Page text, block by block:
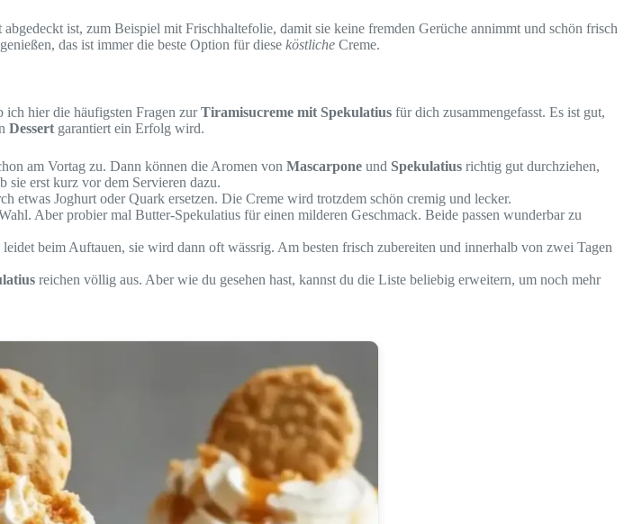
ist, zum Beispiel mit Frischhaltefolie, damit sie keine fremden Gerüche annimmt und schön frisch
das ist immer die beste Option für diese köstliche Creme.
ich hier die häufigsten Fragen zurTiramisucreme mit Spekulatius für dich zusammengefasst. Es ist gut,
Dessert garantiert ein Erfolg wird.
am Vortag zu. Dann können die Aromen von Mascarpone und Spekulatius richtig gut durchziehen,
sie erst kurz vor dem Servieren dazu.
etwas Joghurt oder Quark ersetzen. Die Creme wird trotzdem schön cremig und lecker.
Aber probier mal Butter-Spekulatius für einen milderen Geschmack. Beide passen wunderbar zu
beim Auftauen, sie wird dann oft wässrig. Am besten frisch zubereiten und innerhalb von zwei Tagen
reichen völlig aus. Aber wie du gesehen hast, kannst du die Liste beliebig erweitern, um noch mehr